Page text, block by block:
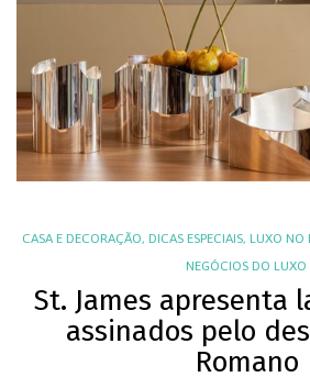
CASA E DECORAÇÃO, DICAS ESPECIAIS, LUXO NO
NEGÓCIOS DO LUXO
St. James apresenta
assinados pelo
Romano